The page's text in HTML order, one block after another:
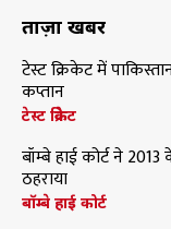
ताज़ा खबरें
टेस्ट क्रिकेट में
कप्तान
टेस्ट क्रिकेट
बॉम्बे हाई कोर्ट ने
ठहराया
बॉम्बे हाई कोर्ट